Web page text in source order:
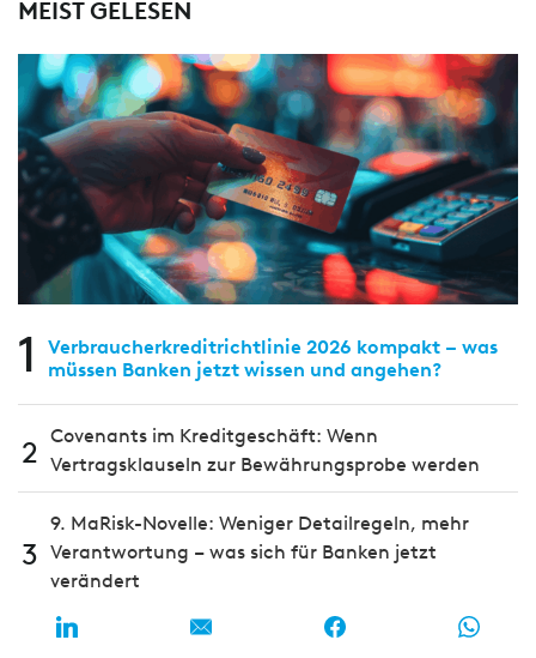
MEIST GELESEN
1
Verbraucherkreditrichtlinie 2026 kompakt – was
müssen Banken jetzt wissen und angehen?
2 Covenants im Kreditgeschäft: Wenn
Vertragsklauseln zur Bewährungsprobe werden
3
9. MaRisk-Novelle: Weniger Detailregeln, mehr
Verantwortung – was sich für Banken jetzt
verändert
Strategisch statt schematisch: Wie Banken ihr